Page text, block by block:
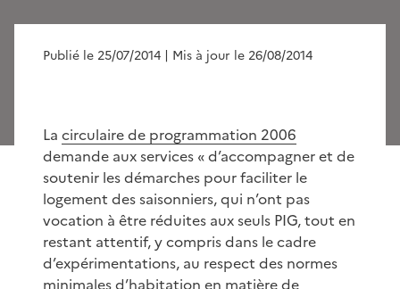
Publié le 25/07/2014 | Mis à jour le 26/08/2014
La circulaire de programmation 2006
demande aux services « d’accompagner et de
soutenir les démarches pour faciliter le
logement des saisonniers, qui n’ont pas
vocation à être réduites aux seuls PIG, tout en
restant attentif, y compris dans le cadre
d’expérimentations, au respect des normes
minimales d’habitation en matière de